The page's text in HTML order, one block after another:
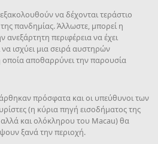
να δέχονται τεράστιο
πανδημίας. Άλλωστε, μπορεί η
ανεξάρτητη περιφέρεια να έχει
ισχύει μια σειρά αυστηρών
οποία αποθαρρύνει την παρουσία
πρόσφατα και οι υπεύθυνοι των
(η κύρια πηγή εισοδήματος της
και ολόκληρου του Macau) θα
ξανά την περιοχή.